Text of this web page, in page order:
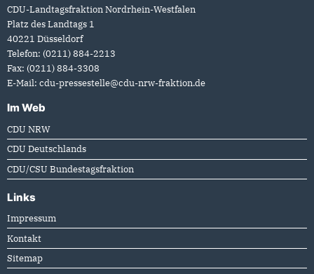
CDU-Landtagsfraktion Nordrhein-Westfalen
Platz des Landtags 1
40221 Düsseldorf
Telefon: (0211) 884-2213
Fax: (0211) 884-3308
E-Mail: cdu-pressestelle@cdu-nrw-fraktion.de
Im Web
CDU NRW
CDU Deutschlands
CDU/CSU Bundestagsfraktion
Links
Impressum
Kontakt
Sitemap